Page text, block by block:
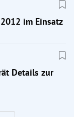
im Einsatz
Details zur